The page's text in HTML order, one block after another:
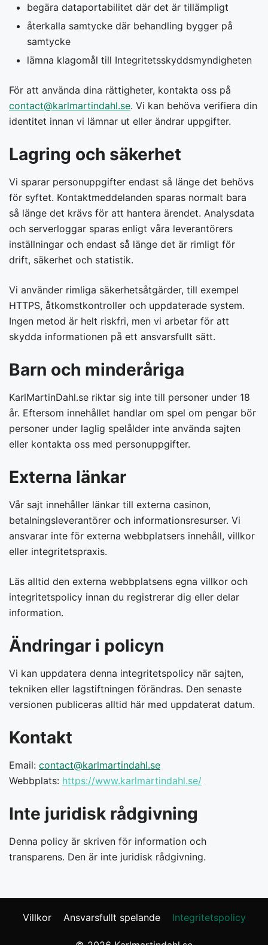
begära dataportabilitet där det är tillämpligt
återkalla samtycke där behandling bygger på
samtycke
lämna klagomål till Integritetsskyddsmyndigheten
För att använda dina rättigheter, kontakta oss på
contact@karlmartindahl.se. Vi kan behöva verifiera din
identitet innan vi lämnar ut eller ändrar uppgifter.
Lagring och säkerhet
Vi sparar personuppgifter endast så länge det behövs
för syftet. Kontaktmeddelanden sparas normalt bara
så länge det krävs för att hantera ärendet. Analysdata
och serverloggar sparas enligt våra leverantörers
inställningar och endast så länge det är rimligt för
drift, säkerhet och statistik.
Vi använder rimliga säkerhetsåtgärder, till exempel
HTTPS, åtkomstkontroller och uppdaterade system.
Ingen metod är helt riskfri, men vi arbetar för att
skydda informationen på ett ansvarsfullt sätt.
Barn och minderåriga
KarlMartinDahl.se riktar sig inte till personer under 18
år. Eftersom innehållet handlar om spel om pengar bör
personer under laglig spelålder inte använda sajten
eller kontakta oss med personuppgifter.
Externa länkar
Vår sajt innehåller länkar till externa casinon,
betalningsleverantörer och informationsresurser. Vi
ansvarar inte för externa webbplatsers innehåll, villkor
eller integritetspraxis.
Läs alltid den externa webbplatsens egna villkor och
integritetspolicy innan du registrerar dig eller delar
information.
Ändringar i policyn
Vi kan uppdatera denna integritetspolicy när sajten,
tekniken eller lagstiftningen förändras. Den senaste
versionen publiceras alltid här med uppdaterat datum.
Kontakt
Email: contact@karlmartindahl.se
Webbplats: https://www.karlmartindahl.se/
Inte juridisk rådgivning
Denna policy är skriven för information och
transparens. Den är inte juridisk rådgivning.
Villkor Ansvarsfullt spelande Integritetspolicy